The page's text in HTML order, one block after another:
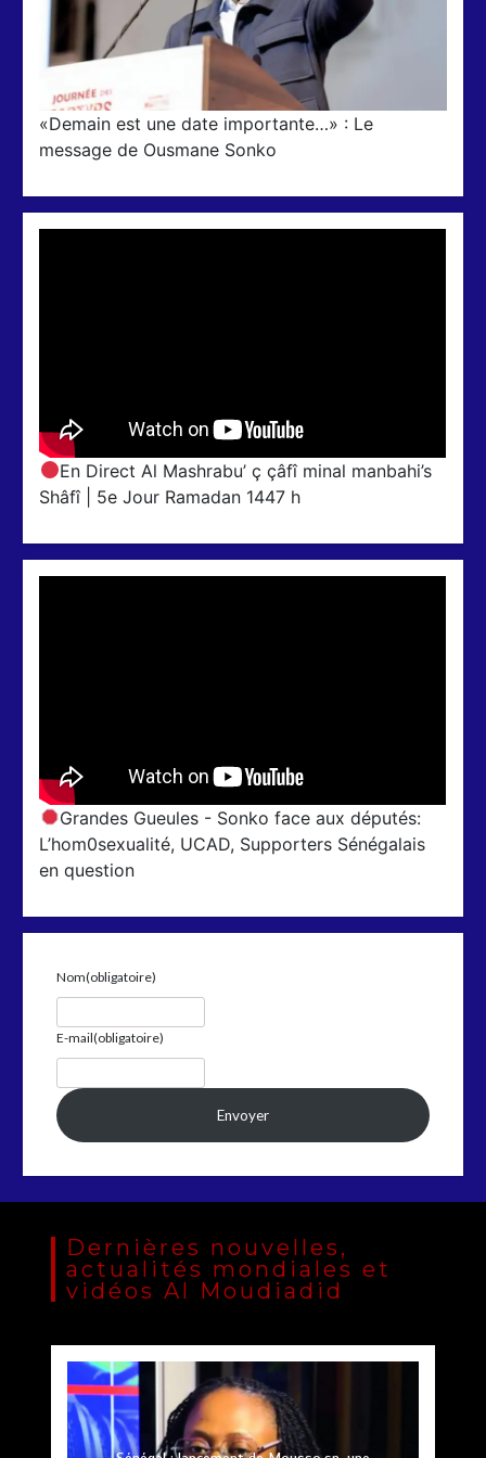
«Demain est une date importante…» : Le
message de Ousmane Sonko
En Direct Al Mashrabu’ ç çâfî minal manbahi’s
Shâfî | 5e Jour Ramadan 1447 h
Grandes Gueules - Sonko face aux députés:
L’hom0sexualité, UCAD, Supporters Sénégalais
en question
Nom(obligatoire)
E-mail(obligatoire)
Envoyer
Dernières nouvelles,
actualités mondiales et
vidéos Al Moudiadid